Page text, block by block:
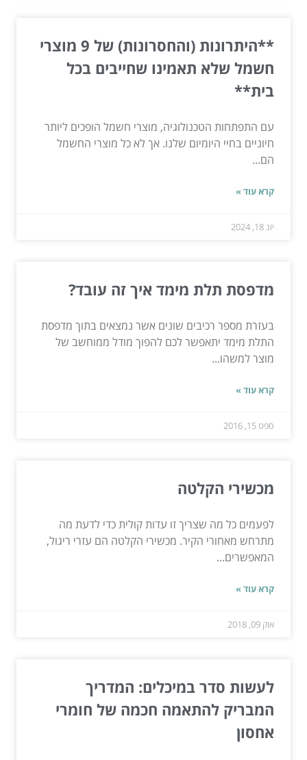
**היתרונות (והחסרונות) של 9 מוצרי
חשמל שלא תאמינו שחייבים בכל
בית**
עם התפתחות הטכנולוגיה, מוצרי חשמל הופכים ליותר
חיוניים בחיי היומיום שלנו. אך לא כל מוצרי החשמל
הם...
קרא עוד »
יונ 18, 2024
מדפסת תלת מימד איך זה עובד?
בעזרת מספר רכיבים שונים אשר נמצאים בתוך מדפסת
התלת מימד יתאפשר לכם להפוך מודל ממוחשב של
מוצר למשהו...
קרא עוד »
ספט 15, 2016
מכשירי הקלטה
לפעמים כל מה שצריך זו עדות קולית כדי לדעת מה
מתרחש מאחורי הקיר. מכשירי הקלטה הם עזרי ריגול,
המאפשרים...
קרא עוד »
אוק 09, 2018
לעשות סדר במיכלים: המדריך
המבריק להתאמה חכמה של חומרי
אחסון